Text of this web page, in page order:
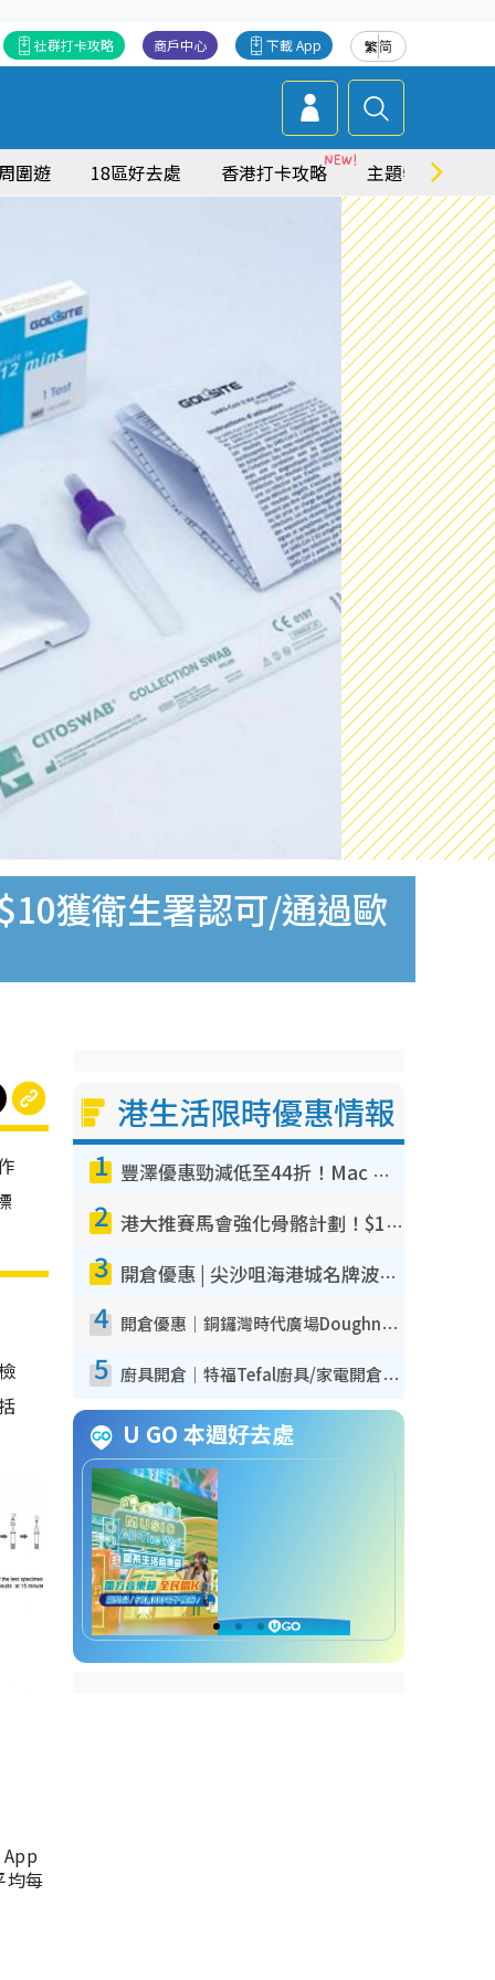
繁简
下載 App
商戶中心
社群打卡攻略
圍遊 18區好去處 香港打卡攻略 主題特集
獲衛生署認可/通過歐
均每
港生活限時優惠情報
1 豐澤優惠勁減低至44折！Mac mini/iPhone17Pro大減價！廚房家電$220起
2 港大推賽馬會強化骨骼計劃！$100骨質密度X光檢查 完成免費運動訓練送超市禮券！附參加資格
3 開倉優惠 | 尖沙咀海港城名牌波鞋開倉低至1折！On鞋$899起／Joy&Peace鞋履$98起
4 開倉優惠｜銅鑼灣時代廣場Doughnut/Campo Marzio開倉低至1折！背囊、書包、手袋劈價$200起
5 廚具開倉｜特福Tefal廚具/家電開倉低至3折！$220起買平底鍋/炒鑊/湯煲！電飯煲/吸塵機/燙斗$418起
U GO 本週好去處